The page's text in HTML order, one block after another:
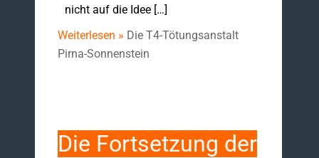
nicht auf die Idee […]
Weiterlesen » Die T4-Tötungsanstalt
Pirna-Sonnenstein
Die Fortsetzung der